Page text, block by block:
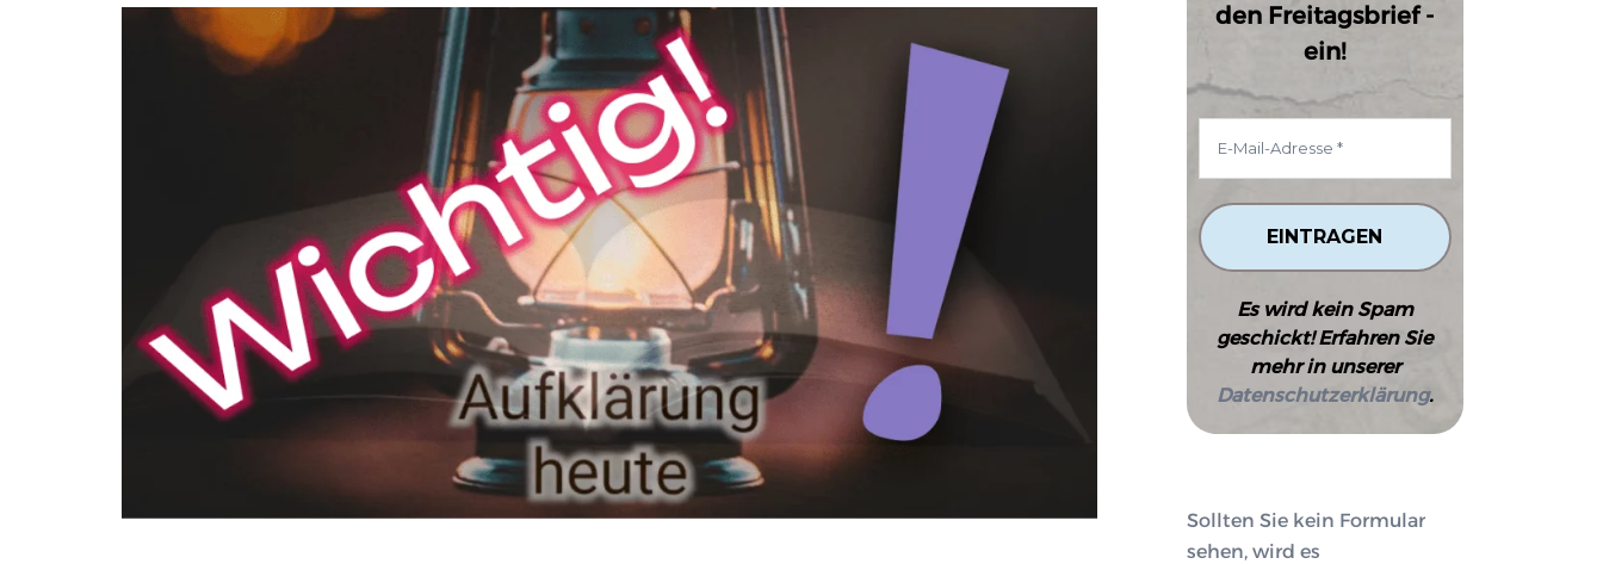
den Freitagsbrief -
ein!
Es wird kein Spam
geschickt! Erfahren Sie
mehr in unserer
Datenschutzerklärung.
Sollten Sie kein Formular
sehen, wird es